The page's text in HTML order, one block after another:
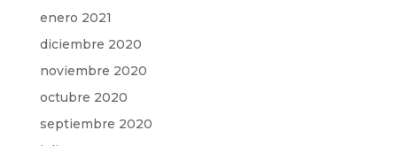
enero 2021
diciembre 2020
noviembre 2020
octubre 2020
septiembre 2020